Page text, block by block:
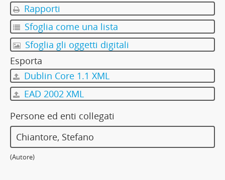
Rapporti
Sfoglia come una lista
Sfoglia gli oggetti digitali
Esporta
Dublin Core 1.1 XML
EAD 2002 XML
Persone ed enti collegati
Chiantore, Stefano
(Autore)